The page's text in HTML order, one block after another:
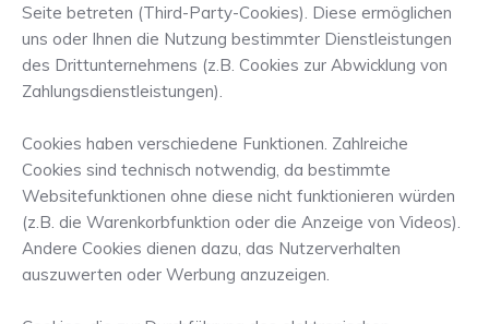
Seite betreten (Third-Party-Cookies). Diese ermöglichen
uns oder Ihnen die Nutzung bestimmter Dienstleistungen
des Drittunternehmens (z.B. Cookies zur Abwicklung von
Zahlungsdienstleistungen).
Cookies haben verschiedene Funktionen. Zahlreiche
Cookies sind technisch notwendig, da bestimmte
Websitefunktionen ohne diese nicht funktionieren würden
(z.B. die Warenkorbfunktion oder die Anzeige von Videos).
Andere Cookies dienen dazu, das Nutzerverhalten
auszuwerten oder Werbung anzuzeigen.